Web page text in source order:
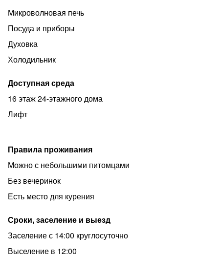
Микроволновая печь
Посуда и приборы
Духовка
Холодильник
Доступная среда
16 этаж 24-этажного дома
Лифт
Правила проживания
Можно с небольшими питомцами
Без вечеринок
Есть место для курения
Сроки, заселение и выезд
Заселение с 14:00 круглосуточно
Выселение в 12:00